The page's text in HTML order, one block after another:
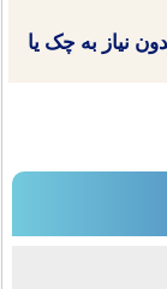
نیاز به چک یا